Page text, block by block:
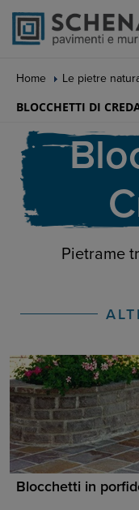
Home Le pietre
BLOCCHETTI DI
Pietrame
Blocchetti in